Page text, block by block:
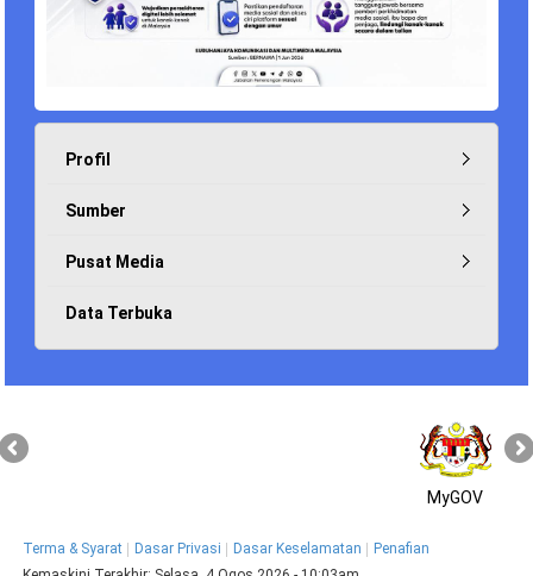
Profil
Sumber
Pusat Media
Data Terbuka
MyGOV
Terma & Syarat Dasar Privasi Dasar Keselamatan
Penafian